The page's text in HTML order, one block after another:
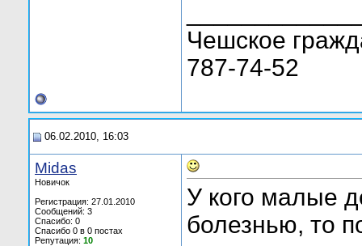
Чешское
787-74-52
06.02.2010, 16:03
Midas
Новичок
Регистрация: 27.01.2010
Сообщений: 3
Спасибо: 0
Спасибо 0 в 0 постах
Репутация: 10
У кого малые
болезнью, то